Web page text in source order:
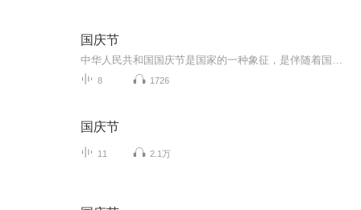
国庆节
8 1726
国庆节
11 2.1万